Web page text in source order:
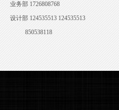
业务部 1726808768
设计部 124535513 124535513
850538118